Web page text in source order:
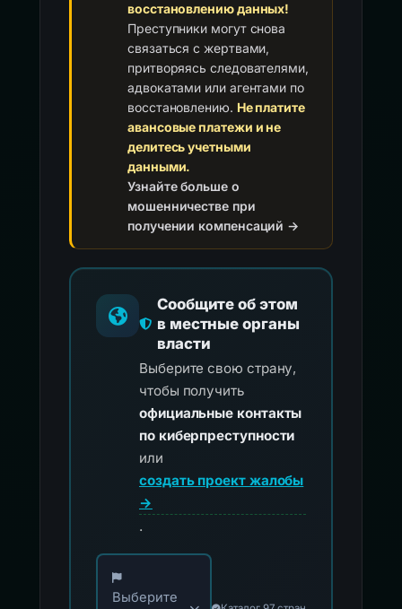
восстановлению данных!
Преступники могут снова
связаться с жертвами,
притворяясь следователями,
адвокатами или агентами по
восстановлению. Не платите
авансовые платежи и не
делитесь учетными
данными.
Узнайте больше о
мошенничестве при
получении компенсаций →
Сообщите об этом
в местные органы
власти
Выберите свою страну,
чтобы получить
официальные контакты
по киберпреступности
или
создать проект жалобы
→
.
Выберите свою страну для официальных
Выберите